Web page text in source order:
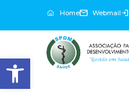
Abrir a barra de ferramentas
Home Webmail